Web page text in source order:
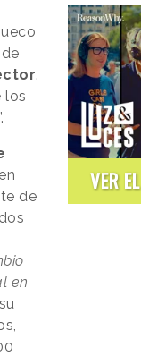
.
los
en
de
en
VER